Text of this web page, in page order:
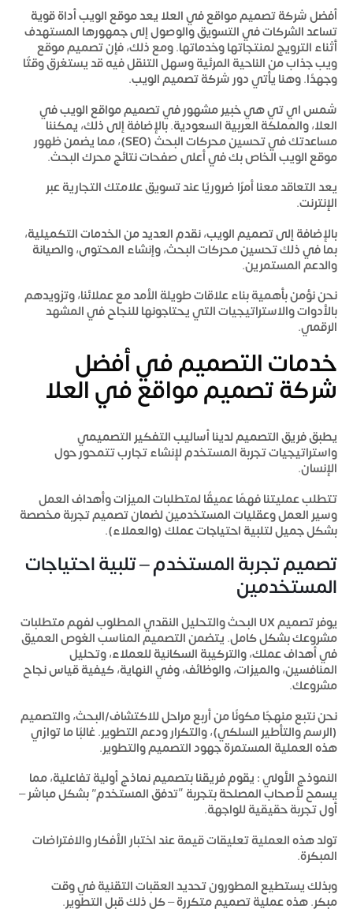
أفضل شركة تصميم مواقع في العلا يعد موقع الويب أداة قوية
تساعد الشركات في التسويق والوصول إلى جمهورها المستهدف
أثناء الترويج لمنتجاتها وخدماتها. ومع ذلك، فإن تصميم موقع
ويب جذاب من الناحية المرئية وسهل التنقل فيه قد يستغرق وقتًا
وجهدًا. وهنا يأتي دور شركة تصميم الويب.
شمس اي تيهي خبير مشهور في تصميم مواقع الويب في
العلا، والمملكة العربية السعودية. بالإضافة إلى ذلك، يمكننا
مساعدتك في تحسين محركات البحث (SEO)، مما يضمن ظهور
موقع الويب الخاص بك في أعلى صفحات نتائج محرك البحث.
يعد التعاقد معناأمرًا ضروريًا عند تسويق علامتك التجارية عبر
الإنترنت.
بالإضافة إلى تصميم الويب، نقدم العديد من الخدمات التكميلية،
بما في ذلك تحسين محركات البحث، وإنشاء المحتوى، والصيانة
والدعم المستمرين.
نحن نؤمن بأهمية بناء علاقات طويلة الأمد مع عملائنا، وتزويدهم
بالأدوات والاستراتيجيات التي يحتاجونها للنجاح في المشهد
الرقمي.
خدمات التصميم في أفضل
شركة تصميم مواقع في العلا
يطبق فريق التصميم لدينا أساليب التفكير التصميمي
واستراتيجيات تجربة المستخدم لإنشاء تجارب تتمحور حول
الإنسان.
تتطلب عمليتنا فهمًا عميقًا لمتطلبات الميزات وأهداف العمل
وسير العمل وعقليات المستخدمين لضمان تصميم تجربة مخصصة
بشكل جميل لتلبية احتياجات عملك (والعملاء).
تصميم تجربة المستخدم – تلبية احتياجات
المستخدمين
يوفر تصميم UX البحث والتحليل النقدي المطلوب لفهم متطلبات
مشروعك بشكل كامل. يتضمن التصميم المناسب الغوص العميق
في أهداف عملك، والتركيبة السكانية للعملاء، وتحليل
المنافسين، والميزات، والوظائف، وفي النهاية، كيفية قياس نجاح
مشروعك.
نحن نتبع منهجًا مكونًا من أربع مراحل للاكتشاف/البحث، والتصميم
(الرسم والتأطير السلكي)، والتكرار ودعم التطوير. غالبًا ما توازي
هذه العملية المستمرة جهود التصميم والتطوير.
النموذج الأولي: يقوم فريقنا بتصميم نماذج أولية تفاعلية، مما
يسمح لأصحاب المصلحة بتجربة “تدفق المستخدم” بشكل مباشر –
أول تجربة حقيقية للواجهة.
تولد هذه العملية تعليقات قيمة عند اختبار الأفكار والافتراضات
المبكرة.
وبذلك يستطيع المطورون تحديد العقبات التقنية في وقت
مبكر. هذه عملية تصميم متكررة – كل ذلك قبل التطوير.